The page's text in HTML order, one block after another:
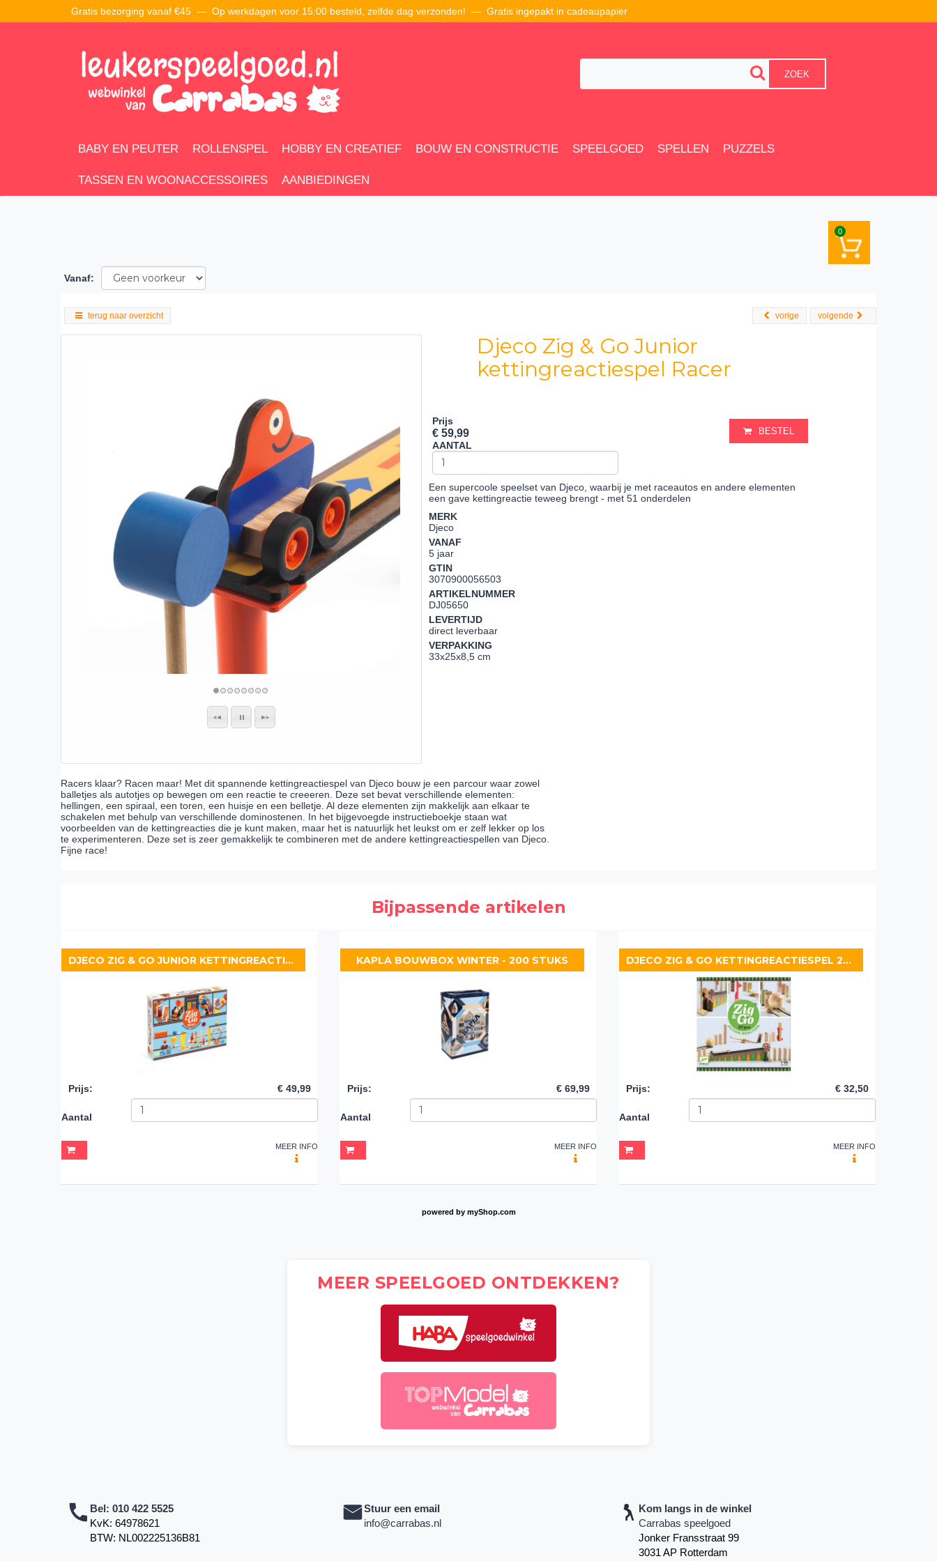
Gratis bezorging vanaf €45 — Op werkdagen voor 15:00 besteld, zelfde dag verzonden! — Gratis ingepakt in cadeaupapier
ZOEK
BABY EN PEUTER ROLLENSPEL HOBBY EN CREATIEF BOUW EN CONSTRUCTIE SPEELGOED SPELLEN PUZZELS
TASSEN EN WOONACCESSOIRES AANBIEDINGEN
0
Vanaf:
terug naar overzicht volgende
vorige
Djeco Zig & Go Junior
kettingreactiespel Racer
Prijs
€ 59,99
AANTAL
BESTEL
Een supercoole speelset van Djeco, waarbij je met raceautos en andere elementen
een gave kettingreactie teweeg brengt - met 51 onderdelen
MERK
Djeco
VANAF
5 jaar
GTIN
3070900056503
ARTIKELNUMMER
DJ05650
LEVERTIJD
direct leverbaar
VERPAKKING
33x25x8,5 cm
Racers klaar? Racen maar! Met dit spannende kettingreactiespel van Djeco bouw je een parcour waar zowel
balletjes als autotjes op bewegen om een reactie te creeeren. Deze set bevat verschillende elementen:
hellingen, een spiraal, een toren, een huisje en een belletje. Al deze elementen zijn makkelijk aan elkaar te
schakelen met behulp van verschillende dominostenen. In het bijgevoegde instructieboekje staan wat
voorbeelden van de kettingreacties die je kunt maken, maar het is natuurlijk het leukst om er zelf lekker op los
te experimenteren. Deze set is zeer gemakkelijk te combineren met de andere kettingreactiespellen van Djeco.
Fijne race!
Bijpassende artikelen
DJECO ZIG & GO JUNIOR KETTINGREACTIESPEL MAGIC
Prijs: € 49,99
Aantal
MEER INFO
KAPLA BOUWBOX WINTER - 200 STUKS
Prijs: € 69,99
Aantal
MEER INFO
DJECO ZIG & GO KETTINGREACTIESPEL 27-DELIG
Prijs: € 32,50
Aantal
MEER INFO
powered by myShop.com
MEER SPEELGOED ONTDEKKEN?
Bel: 010 422 5525
KvK: 64978621
BTW: NL002225136B81
Stuur een email
info@carrabas.nl
Kom langs in de winkel
Carrabas speelgoed
Jonker Fransstraat 99
3031 AP Rotterdam